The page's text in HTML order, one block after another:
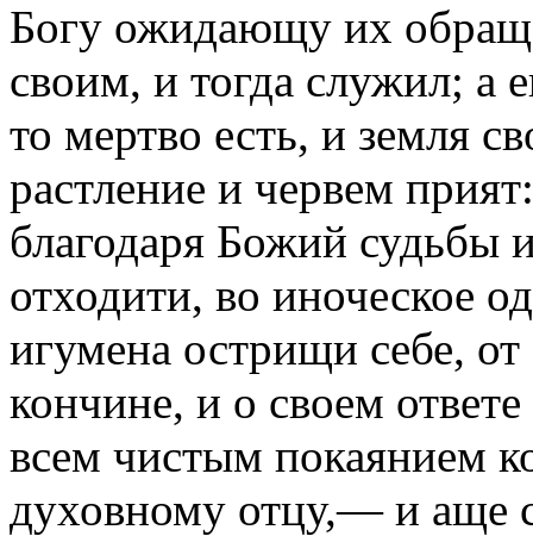
Богу ожидающу их
своим, и тогда служил; а
то мертво есть, и земля
растление и червем
благодаря Божий судьбы
отходити, во иноческое
игумена острищи себе,
кончине, и о своем
всем чистым покаянием
духовному отцу,— и аще